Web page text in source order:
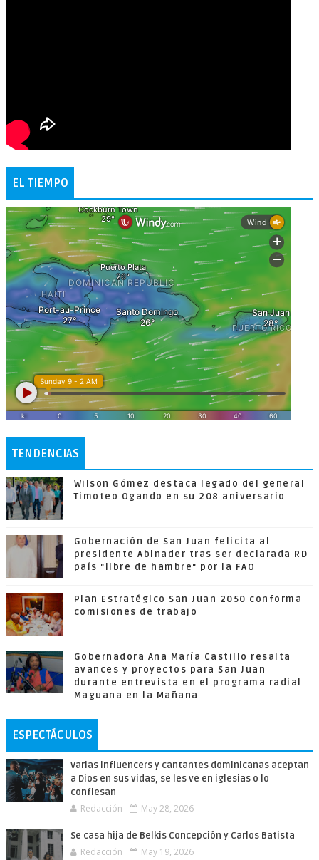
EL TIEMPO
TENDENCIAS
Wilson Gómez destaca legado del general
Timoteo Ogando en su 208 aniversario
Gobernación de San Juan felicita al
presidente Abinader tras ser declarada RD
país "libre de hambre" por la FAO
Plan Estratégico San Juan 2050 conforma
comisiones de trabajo
Gobernadora Ana María Castillo resalta
avances y proyectos para San Juan
durante entrevista en el programa radial
Maguana en la Mañana
ESPECTÁCULOS
Varias influencers y cantantes dominicanas aceptan
a Dios en sus vidas, se les ve en iglesias o lo
confiesan
Redacción May 28, 2026
Se casa hija de Belkis Concepción y Carlos Batista
Redacción May 19, 2026